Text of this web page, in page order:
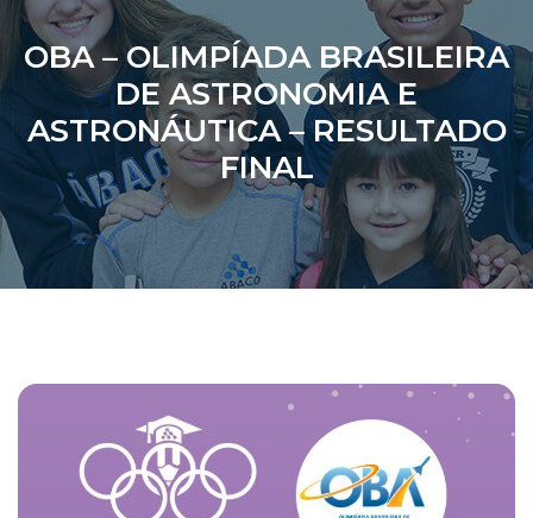
OBA – OLIMPÍADA BRASILEIRA
DE ASTRONOMIA E
ASTRONÁUTICA – RESULTADO
FINAL